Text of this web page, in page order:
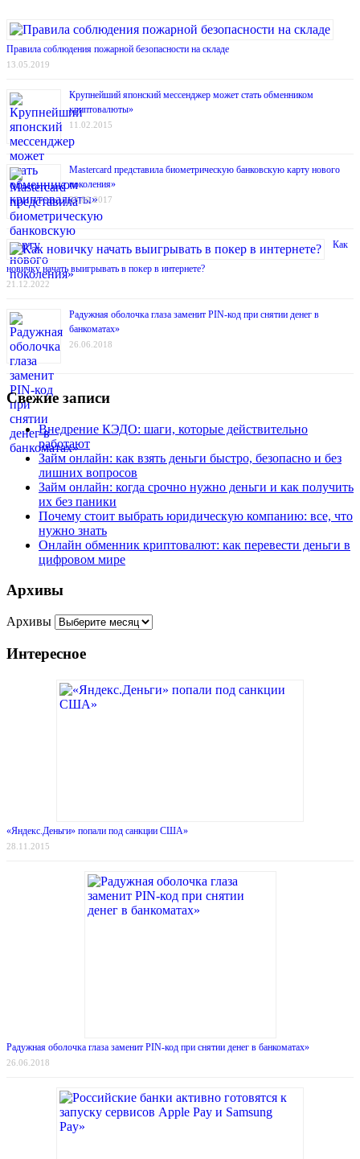
Правила соблюдения пожарной безопасности на складе
13.05.2019
Крупнейший японский мессенджер может стать обменником
криптовалюты»
11.02.2015
Mastercard представила биометрическую банковскую карту нового
поколения»
23.09.2017
Как
новичку начать выигрывать в покер в интернете?
21.12.2022
Радужная оболочка глаза заменит PIN-код при снятии денег в
банкоматах»
26.06.2018
Свежие записи
Внедрение КЭДО: шаги, которые действительно
работают
Займ онлайн: как взять деньги быстро, безопасно и без
лишних вопросов
Займ онлайн: когда срочно нужно деньги и как получить
их без паники
Почему стоит выбрать юридическую компанию: все, что
нужно знать
Онлайн обменник криптовалют: как перевести деньги в
цифровом мире
Архивы
Архивы
Интересное
«Яндекс.Деньги» попали под санкции США»
28.11.2015
Радужная оболочка глаза заменит PIN-код при снятии денег в банкоматах»
26.06.2018